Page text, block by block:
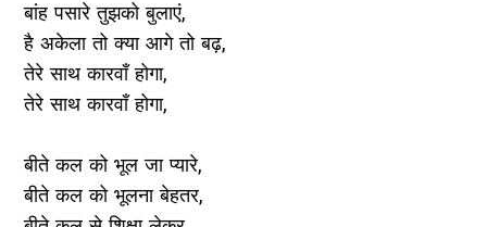
बांह पसारे तुझको बुलाएं,
है अकेला तो क्या आगे तो बढ़,
तेरे साथ कारवाँ होगा,
तेरे साथ कारवाँ होगा,
बीते कल को भूल जा प्यारे,
बीते कल को भूलना बेहतर,